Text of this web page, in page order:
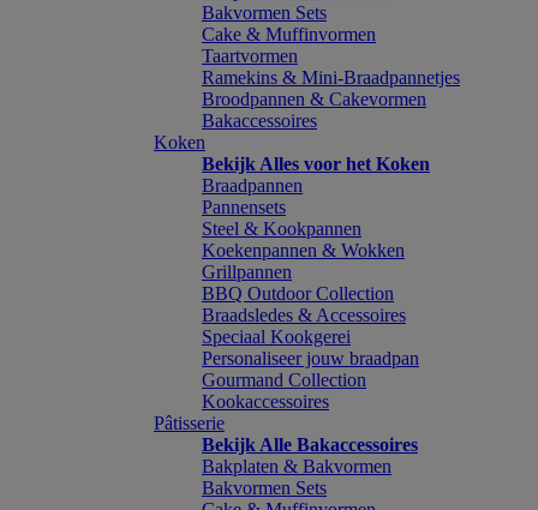
Bakvormen Sets
Cake & Muffinvormen
Taartvormen
Ramekins & Mini-Braadpannetjes
Broodpannen & Cakevormen
Bakaccessoires
Koken
Bekijk Alles voor het Koken
Braadpannen
Pannensets
Steel & Kookpannen
Koekenpannen & Wokken
Grillpannen
BBQ Outdoor Collection
Braadsledes & Accessoires
Speciaal Kookgerei
Personaliseer jouw braadpan
Gourmand Collection
Kookaccessoires
Pâtisserie
Bekijk Alle Bakaccessoires
Bakplaten & Bakvormen
Bakvormen Sets